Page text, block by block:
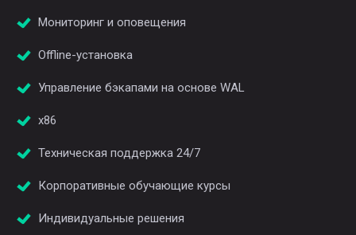
Мониторинг и оповещения
Offline-установка
Управление бэкапами на основе WAL
x86
Техническая поддержка 24/7
Корпоративные обучающие курсы
Индивидуальные решения